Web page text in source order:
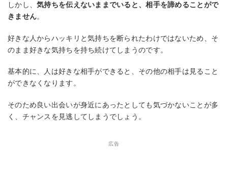
しかし、気持ちを伝えないままでいると、相手を諦めることがで
きません。
好きな人からハッキリと気持ちを断られたわけではないため、そ
のまま好きな気持ちを持ち続けてしまうのです。
基本的に、人は好きな相手ができると、その他の相手は見ること
ができなくなります。
そのため良い出会いが身近にあったとしても気づかないことが多
く、チャンスを見逃してしまうでしょう。
広告